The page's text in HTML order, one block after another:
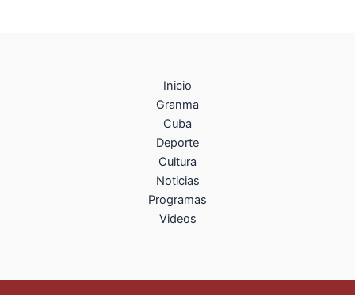
Inicio
Granma
Cuba
Deporte
Cultura
Noticias
Programas
Videos